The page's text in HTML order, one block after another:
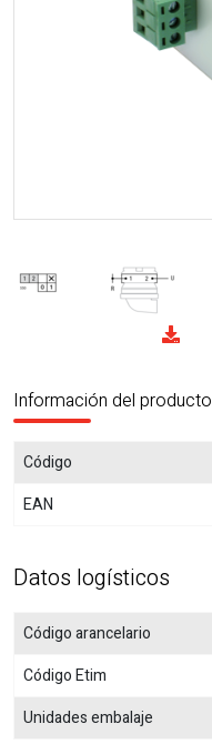
Información del producto
Código
EAN
Datos logísticos
Código arancelario
Código Etim
Unidades embalaje